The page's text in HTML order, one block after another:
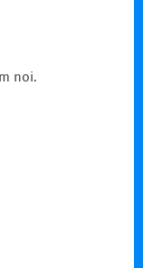
noi.